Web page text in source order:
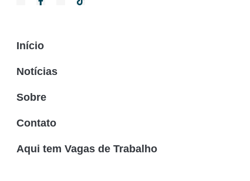
Início
Notícias
Sobre
Contato
Aqui tem Vagas de Trabalho